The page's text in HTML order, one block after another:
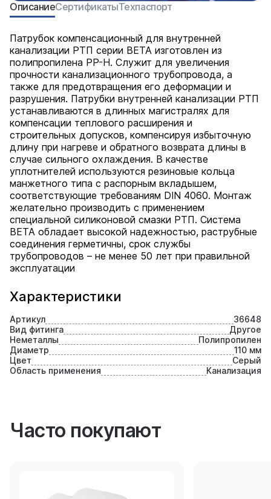
Характеристики
Артикул
36648
Вид фитинга
Другое
Неметаллы
Полипропилен
Диаметр
110 мм
Цвет
Серый
Область применения
Канализация
ОписаниеСертификатыТехпаспорт
Патрубок компенсационный для внутренней
канализации РТП серии BETA изготовлен из
полипропилена PP-H. Служит для увеличения
прочности канализационного трубопровода, а
также для предотвращения его деформации и
разрушения. Патрубки внутренней канализации РТП
устанавливаются в длинных магистралях для
компенсации теплового расширения и
строительных допусков, компенсируя избыточную
длину при нагреве и обратного возврата длины в
случае сильного охлаждения. В качестве
уплотнителей используются резиновые кольца
манжетного типа с распорным вкладышем,
соответствующие требованиям DIN 4060. Монтаж
желательно производить с применением
специальной силиконовой смазки РТП. Система
BETA обладает высокой надежностью, раструбные
соединения герметичны, срок службы
трубопроводов – не менее 50 лет при правильной
эксплуатации
Часто покупают